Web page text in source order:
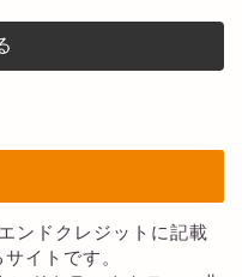
ンドクレジットに記載
イトです。